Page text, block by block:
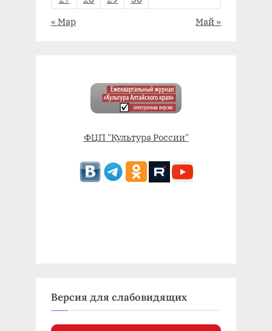
« Мар
Май »
ФЦП "Культура России"
Версия для слабовидящих